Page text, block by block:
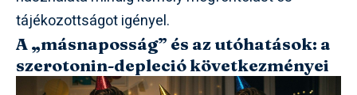
tájékozottságot igényel.
A „másnaposság” és az utóhatások: a
szerotonin-depleció következményei